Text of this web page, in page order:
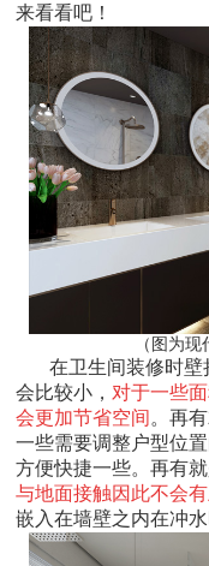
来看看吧！
（图为
在卫生间装修时
会比较小， 对于一些
会更加节省空间 。再
一些需要调整户型位
方便快捷一些。再有
与地面接触因此不会
嵌入在墙壁之内在冲